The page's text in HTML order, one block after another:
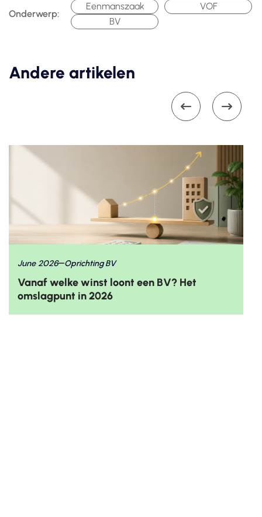
Onderwerp:
Eenmanszaak
VOF
BV
Andere artikelen
June 2026 Oprichting BV
Vanaf welke winst loont een BV? Het
omslagpunt in 2026
 